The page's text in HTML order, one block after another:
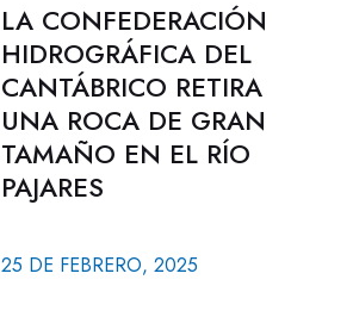
LA CONFEDERACIÓN
HIDROGRÁFICA DEL
CANTÁBRICO RETIRA
UNA ROCA DE GRAN
TAMAÑO EN EL RÍO
PAJARES
25 DE FEBRERO, 2025